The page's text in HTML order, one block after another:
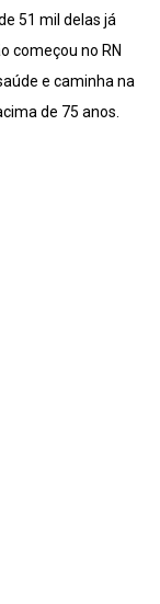
51 mil delas já
começou no RN
e caminha na
de 75 anos.